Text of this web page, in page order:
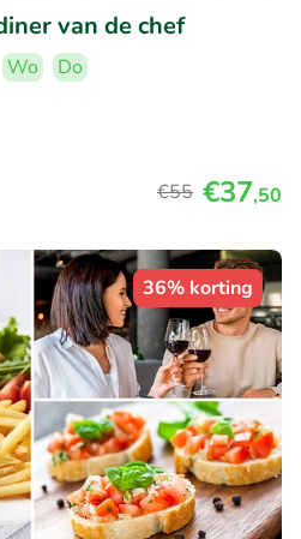
van de chef
Wo
Do
€55 €37,50
36% korting